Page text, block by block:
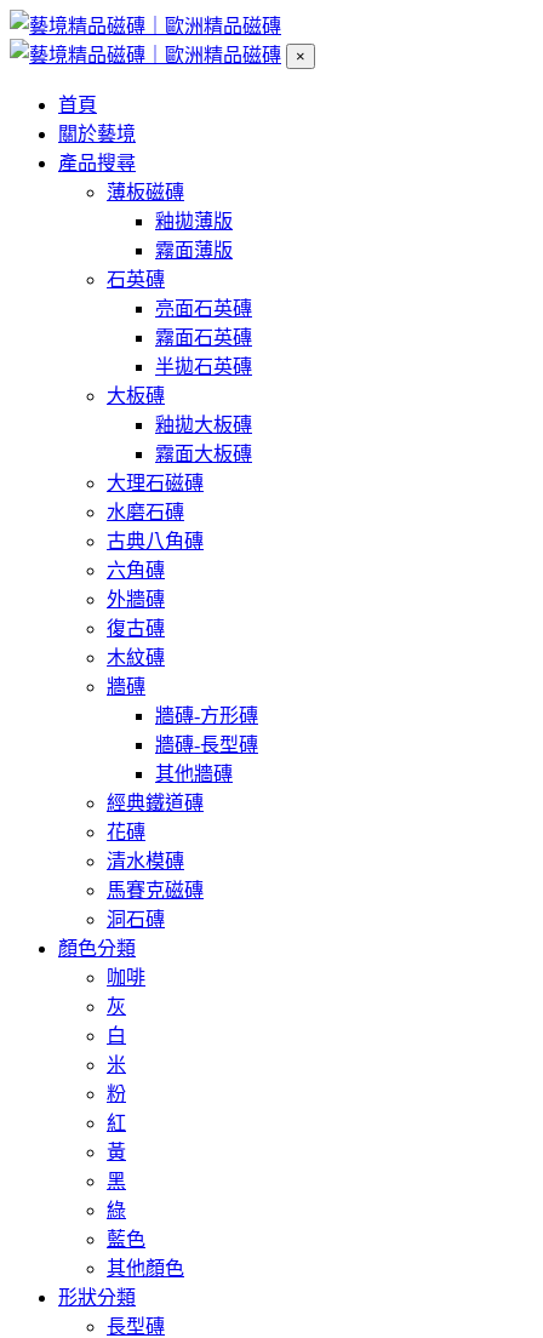
×
首頁
關於藝境
產品搜尋
薄板磁磚
釉拋薄版
霧面薄版
石英磚
亮面石英磚
霧面石英磚
半拋石英磚
大板磚
釉拋大板磚
霧面大板磚
大理石磁磚
水磨石磚
古典八角磚
六角磚
外牆磚
復古磚
木紋磚
牆磚
牆磚-方形磚
牆磚-長型磚
其他牆磚
經典鐵道磚
花磚
清水模磚
馬賽克磁磚
洞石磚
顏色分類
咖啡
灰
白
米
粉
紅
黃
黑
綠
藍色
其他顏色
形狀分類
長型磚